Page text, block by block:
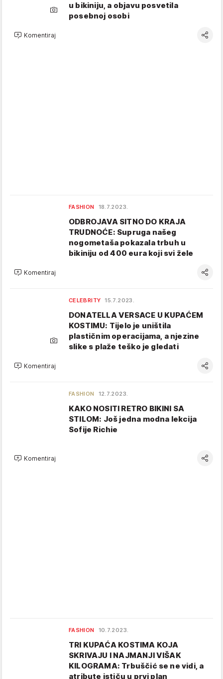
u bikiniju, a objavu posvetila
posebnoj osobi
Komentiraj
FASHION 18.7.2023.
ODBROJAVA SITNO DO KRAJA
TRUDNOĆE: Supruga našeg
nogometaša pokazala trbuh u
bikiniju od 400 eura koji svi žele
Komentiraj
CELEBRITY 15.7.2023.
DONATELLA VERSACE U KUPAĆEM
KOSTIMU: Tijelo je uništila
plastičnim operacijama, a njezine
slike s plaže teško je gledati
Komentiraj
FASHION 12.7.2023.
KAKO NOSITI RETRO BIKINI SA
STILOM: Još jedna modna lekcija
Sofije Richie
Komentiraj
FASHION 10.7.2023.
TRI KUPAĆA KOSTIMA KOJA
SKRIVAJU I NAJMANJI VIŠAK
KILOGRAMA: Trbuščić se ne vidi, a
atribute ističu u prvi plan